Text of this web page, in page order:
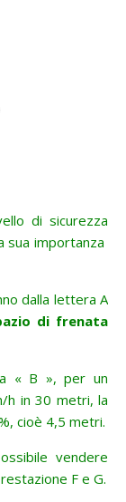
di sicurezza
sua importanza
dalla lettera A
di frenata
« B », per un
h in 30 metri, la
cioè 4,5 metri.
vendere
F e G.